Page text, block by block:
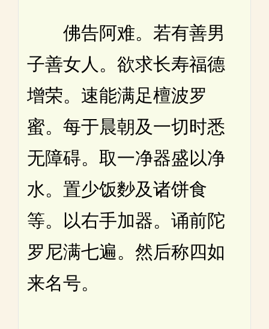
佛告阿难。若有善男
子善女人。欲求长寿福德
增荣。速能满足檀波罗
蜜。每于晨朝及一切时悉
无障碍。取一净器盛以净
水。置少饭麨及诸饼食
等。以右手加器。诵前陀
罗尼满七遍。然后称四如
来名号。